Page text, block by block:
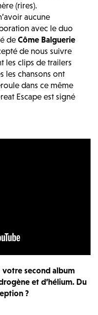
(rires).
aucune
avec le duo
deCôme Balguerie
de nous suivre
les clips de trailers
les chansons ont
dans ce même
Escape est signé
votre second album
et d’hélium. Du
?